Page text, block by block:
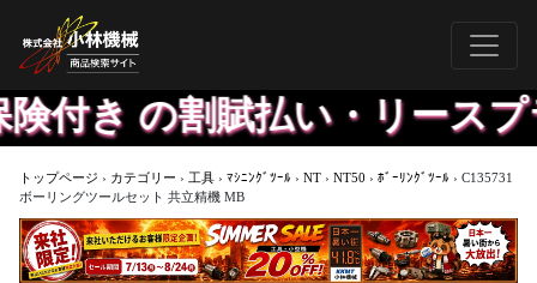
割賦払い・リースプラン
トップページ › カテゴリー › 工具 › ﾏｼﾆﾝｸﾞﾂｰﾙ › NT › NT50 › ﾎﾞｰﾘﾝｸﾞﾂｰﾙ › C135731
ボーリングツールセット 共立精機 MB